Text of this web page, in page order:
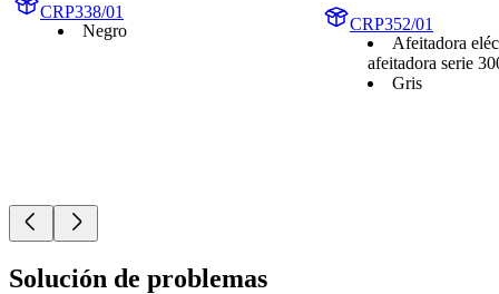
CRP338/01
Negro
CRP352/01
Afeitadora
afeitadora serie
Gris
Solución de problemas